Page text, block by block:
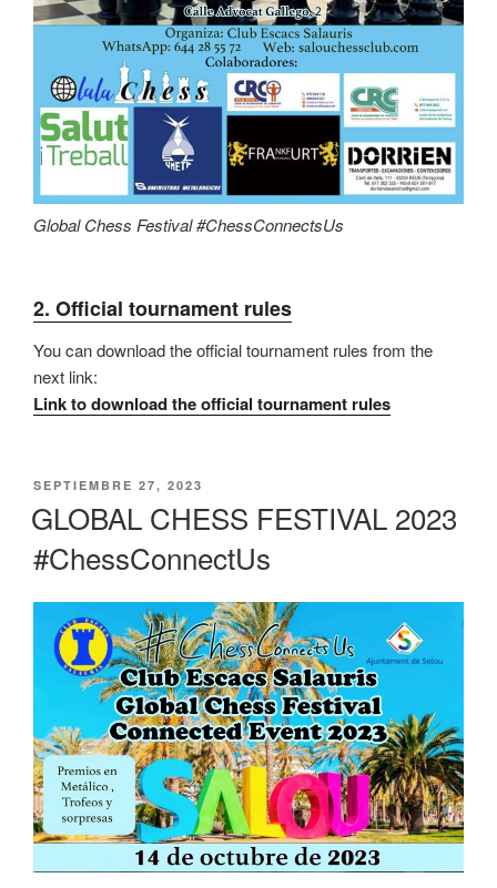
Global Chess Festival #ChessConnectsUs
2. Official tournament rules
You can download the official tournament rules from the
next link:
Link to download the official tournament rules
PUBLICADO
SEPTIEMBRE 27, 2023
GLOBAL CHESS FESTIVAL 2023
#ChessConnectUs